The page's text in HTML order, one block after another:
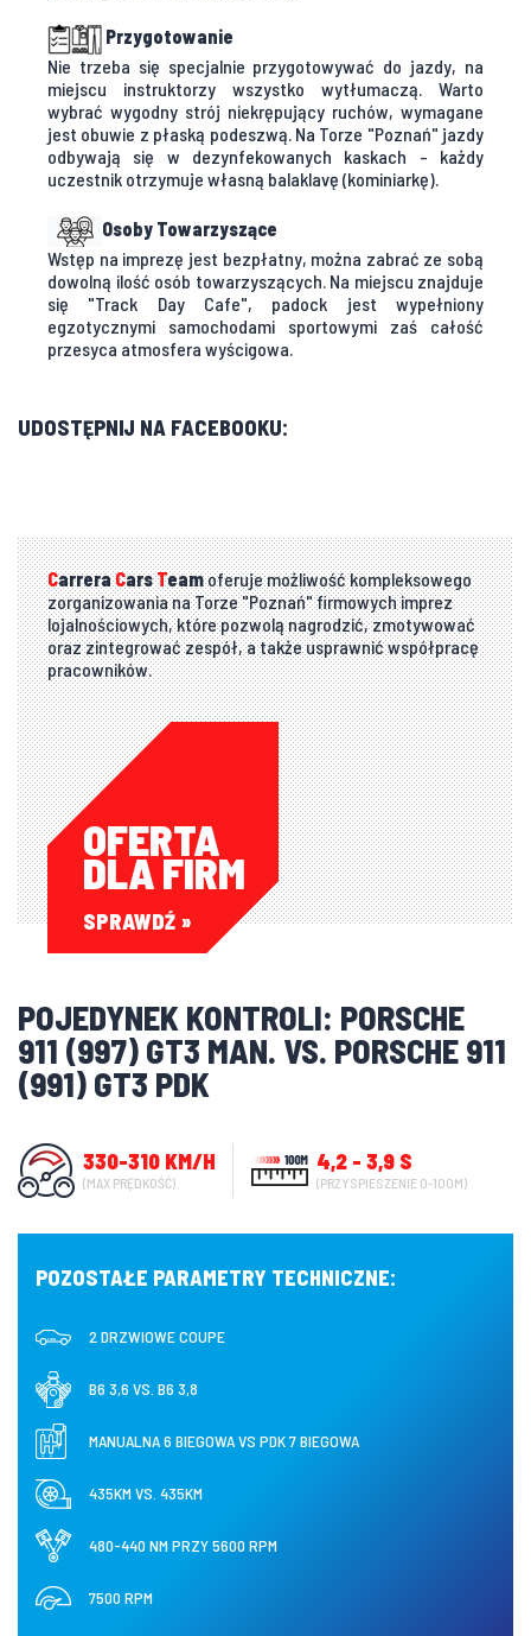
Przygotowanie
Nie trzeba się specjalnie przygotowywać do jazdy, na
miejscu instruktorzy wszystko wytłumaczą. Warto
wybrać wygodny strój niekrępujący ruchów, wymagane
jest obuwie z płaską podeszwą. Na Torze "Poznań" jazdy
odbywają się w dezynfekowanych kaskach - każdy
uczestnik otrzymuje własną balaklavę (kominiarkę).
Osoby Towarzyszące
Wstęp na imprezę jest bezpłatny, można zabrać ze sobą
dowolną ilość osób towarzyszących. Na miejscu znajduje
się "Track Day Cafe", padock jest wypełniony
egzotycznymi samochodami sportowymi zaś całość
przesyca atmosfera wyścigowa.
UDOSTĘPNIJ NA FACEBOOKU:
CarreraCarsTeamoferuje możliwość kompleksowego
zorganizowania na Torze "Poznań" firmowych imprez
lojalnościowych, które pozwolą nagrodzić, zmotywować
oraz zintegrować zespół, a także usprawnić współpracę
pracowników.
OFERTA
DLA FIRM
SPRAWDŹ
POJEDYNEK KONTROLI: PORSCHE
911 (997) GT3 MAN. VS. PORSCHE 911
(991) GT3 PDK
330-310 KM/H
(MAX PRĘDKOŚĆ)
4,2 - 3,9 S
(PRZYSPIESZENIE 0-100M)
POZOSTAŁE PARAMETRY TECHNICZNE:
2 DRZWIOWE COUPE
B6 3,6 VS. B6 3,8
MANUALNA 6 BIEGOWA VS PDK 7 BIEGOWA
435KM VS. 435KM
480-440 NM PRZY 5600 RPM
7500 RPM